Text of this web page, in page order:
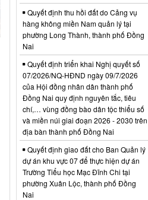
Quyết định thu hồi đất do Cảng vụ
hàng không miền Nam quản lý tại
phường Long Thành, thành phố Đồng
Nai
Quyết định triển khai Nghị quyết số
07/2026/NQ-HĐND ngày 09/7/2026
của Hội đồng nhân dân thành phố
Đồng Nai quy định nguyên tắc, tiêu
chí,… vùng đồng bào dân tộc thiểu số
và miền núi giai đoạn 2026 - 2030 trên
địa bàn thành phố Đồng Nai
Quyết định giao đất cho Ban Quản lý
dự án khu vực 07 để thực hiện dự án
Trường Tiểu học Mạc Đĩnh Chi tại
phường Xuân Lộc, thành phố Đồng
Nai